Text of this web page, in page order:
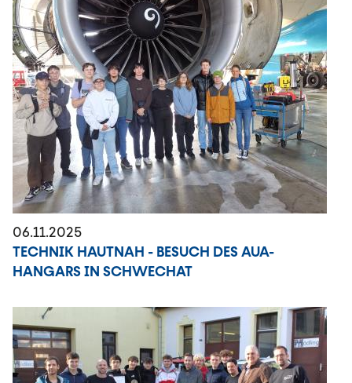
06.11.2025
TECHNIK HAUTNAH - BESUCH DES AUA-
HANGARS IN SCHWECHAT